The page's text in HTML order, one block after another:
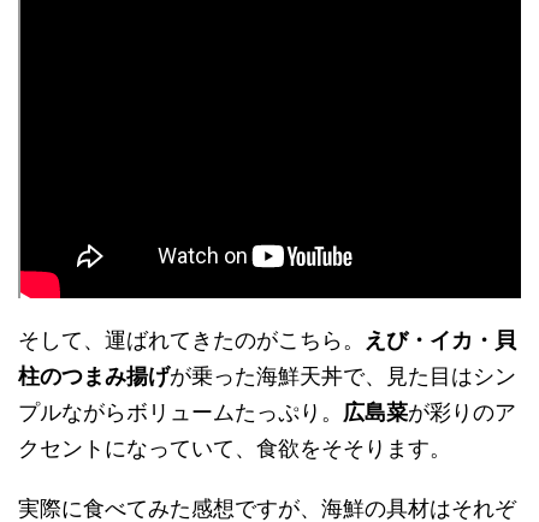
そして、運ばれてきたのがこちら。
えび・イカ・貝
柱のつまみ揚げが乗った海鮮天丼で、見た目はシン
プルながらボリュームたっぷり。 広島菜が彩りのア
クセントになっていて、食欲をそそります。
実際に食べてみた感想ですが、海鮮の具材はそれぞ